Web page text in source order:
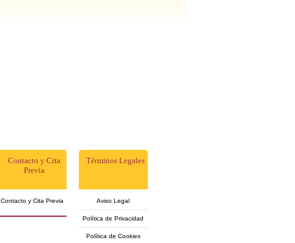
Contacto y Cita
Previa
Contacto y Cita Previa
Términos Legales
Aviso Legal
Política de Privacidad
Política de Cookies